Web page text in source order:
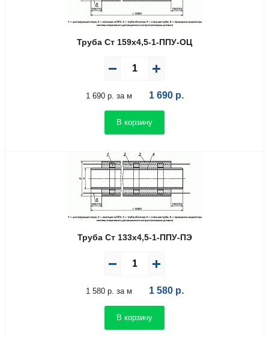
Труба Ст 159х4,5-1-ППУ-ОЦ
1 690 р. за м 1 690р.
В корзину
Труба Ст 133х4,5-1-ППУ-ПЭ
1 580 р. за м 1 580р.
В корзину